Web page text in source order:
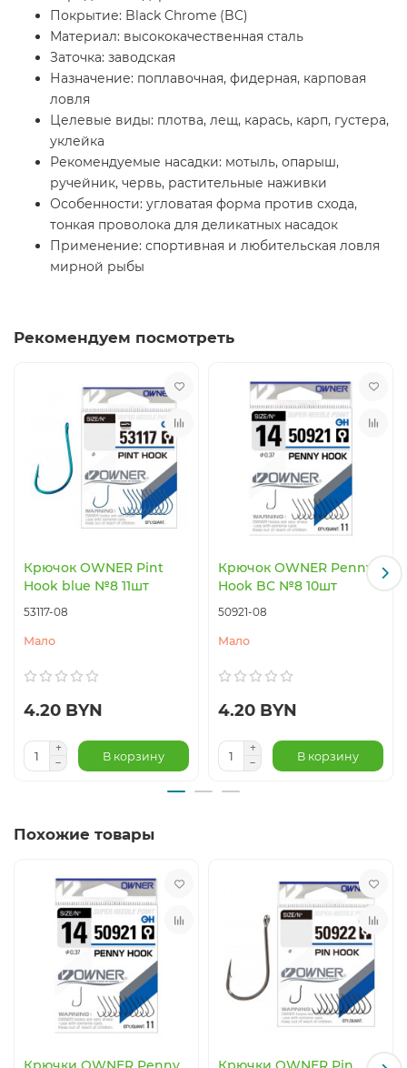
Покрытие: Black Chrome (BC)
Материал: высококачественная сталь
Заточка: заводская
Назначение: поплавочная, фидерная, карповая
ловля
Целевые виды: плотва, лещ, карась, карп, густера,
уклейка
Рекомендуемые насадки: мотыль, опарыш,
ручейник, червь, растительные наживки
Особенности: угловатая форма против схода,
тонкая проволока для деликатных насадок
Применение: спортивная и любительская ловля
мирной рыбы
Рекомендуем посмотреть
Крючок OWNER Pint
Hook blue №8 11шт
53117-08
Мало
4.20 BYN
В корзину
Крючок OWNER Penny
Hook BC №8 10шт
50921-08
Мало
4.20 BYN
В корзину
Похожие товары